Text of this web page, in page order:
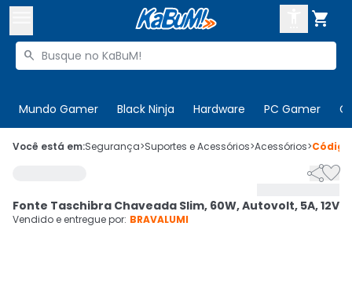

Buscar produtos

Mundo Gamer Black Ninja Hardware PC Gamer
 Olá. Acesse sua conta
Cupons
CADASTRE-SE
Você está em:Segurança>Suportes e Acessórios>Acessórios>

Fonte Taschibra Chaveada Slim, 60W, Autovolt, 5A, 12V
Vendido e entregue por: BRAVALUMI